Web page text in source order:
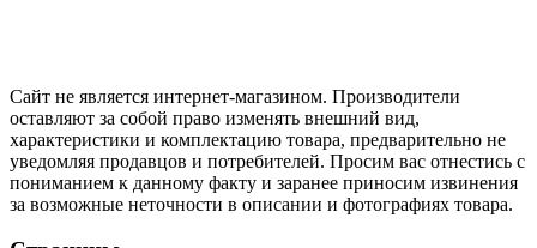
Сайт не является интернет-магазином. Производители
оставляют за собой право изменять внешний вид,
характеристики и комплектацию товара, предварительно не
уведомляя продавцов и потребителей. Просим вас отнестись с
пониманием к данному факту и заранее приносим извинения
за возможные неточности в описании и фотографиях товара.